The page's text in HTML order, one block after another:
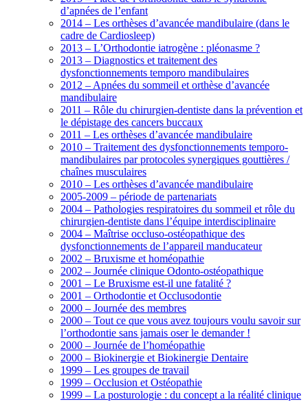
d’apnées de l’enfant
2014 – Les orthèses d’avancée mandibulaire (dans le
cadre de Cardiosleep)
2013 – L’Orthodontie iatrogène : pléonasme ?
2013 – Diagnostics et traitement des
dysfonctionnements temporo mandibulaires
2012 – Apnées du sommeil et orthèse d’avancée
mandibulaire
2011 – Rôle du chirurgien-dentiste dans la prévention et
le dépistage des cancers buccaux
2011 – Les orthèses d’avancée mandibulaire
2010 – Traitement des dysfonctionnements temporo-
mandibulaires par protocoles synergiques gouttières /
chaînes musculaires
2010 – Les orthèses d’avancée mandibulaire
2005-2009 – période de partenariats
2004 – Pathologies respiratoires du sommeil et rôle du
chirurgien-dentiste dans l’équipe interdisciplinaire
2004 – Maîtrise occluso-ostéopathique des
dysfonctionnements de l’appareil manducateur
2002 – Bruxisme et homéopathie
2002 – Journée clinique Odonto-ostéopathique
2001 – Le Bruxisme est-il une fatalité ?
2001 – Orthodontie et Occlusodontie
2000 – Journée des membres
2000 – Tout ce que vous avez toujours voulu savoir sur
l’orthodontie sans jamais oser le demander !
2000 – Journée de l’homéopathie
2000 – Biokinergie et Biokinergie Dentaire
1999 – Les groupes de travail
1999 – Occlusion et Ostéopathie
1999 – La posturologie : du concept a la réalité clinique